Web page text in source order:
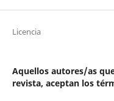
Licencia
Aquellos autores/as
revista, aceptan los